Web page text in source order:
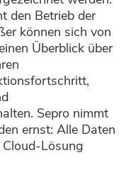
den Betrieb der
können sich von
Überblick über
Sepro nimmt
ernst: Alle Daten
Lösung